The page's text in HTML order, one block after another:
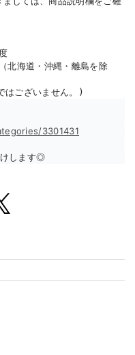
北海道・沖縄・離島を除
はございません。)
3301431
けします◎